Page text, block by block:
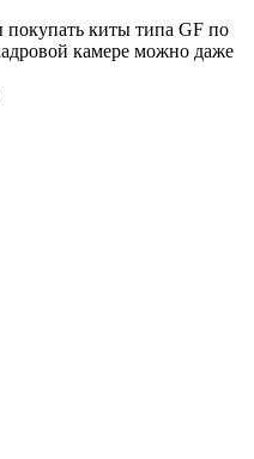
киты типа GF по
камере можно даже